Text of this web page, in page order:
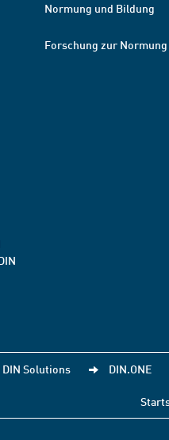
Normung und Bildung
Forschung zur Normung
DIN Solutions DIN.ONE